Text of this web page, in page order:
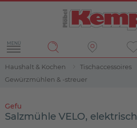
MENÜ
Haushalt & Kochen
Tischaccessoires
Gewürzmühlen & -streuer
Gefu
Salzmühle VELO, elektrisch